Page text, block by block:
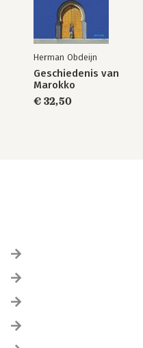
Herman Obdeijn
Geschiedenis van
Marokko
€ 32,50